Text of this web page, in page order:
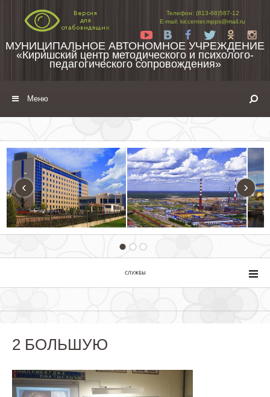
Телефон: (813-68)587-12
E-mail: kir.center.mpps@mail.ru
Yt
Tw
МУНИЦИПАЛЬНОЕ АВТОНОМНОЕ УЧРЕЖДЕНИЕ
«Киришский центр методического и психолого-
педагогического сопровождения»
Меню
‹ ›
СЛУЖБЫ
2 БОЛЬШУЮ